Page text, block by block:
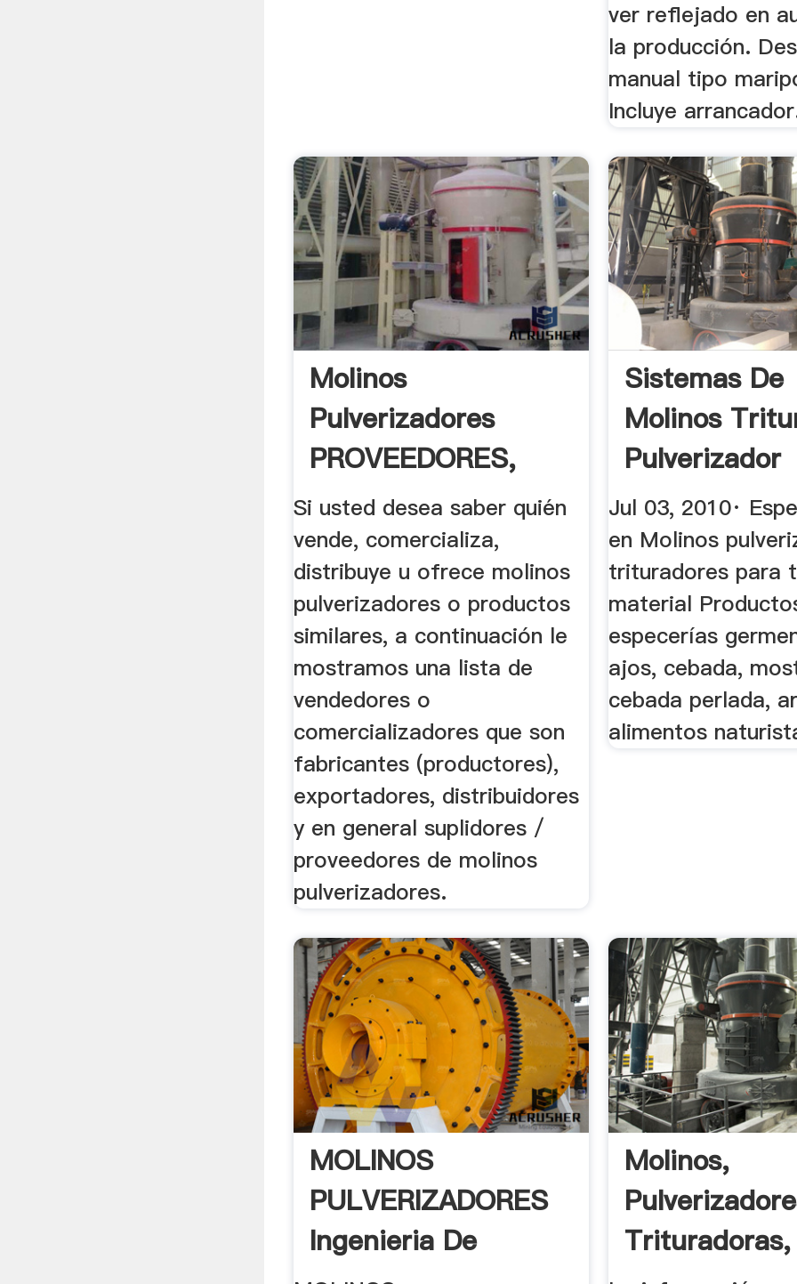
ver reflejado en
la producción.
manual tipo
Incluye
Molinos
Pulverizadores
PROVEEDORES,
FABRICANTES Y ...
Si usted desea saber quién
vende, comercializa,
distribuye u ofrece molinos
pulverizadores o productos
similares, a continuación le
mostramos una lista de
vendedores o
comercializadores que son
fabricantes (productores),
exportadores, distribuidores
y en general suplidores /
proveedores de molinos
pulverizadores.
Sistemas De
Molinos
Pulverizador
Jul 03, 2010·
en Molinos
trituradores para
material
especerías
ajos, cebada,
cebada perlada,
alimentos
MOLINOS
PULVERIZADORES
Ingenieria De
Molinos,
Trituradoras,